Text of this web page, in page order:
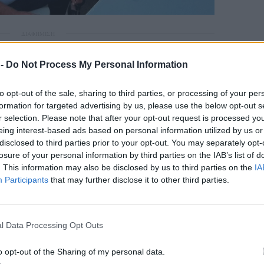
Do Not Process My Personal Information
opt-out of the sale, sharing to third parties, or processing of your
for targeted advertising by us, please use the below opt-out
selection. Please note that after your opt-out request is processed
interest-based ads based on personal information utilized by us
to third parties prior to your opt-out. You may separately
of your personal information by third parties on the IAB’s list of
This information may also be disclosed by us to third parties on the
Participants that may further disclose it to other third parties.
Data Processing Opt Outs
opt-out of the Sharing of my personal data.
ενεργά στην προετοιμασία και το μαγείρεμα
στους προσκυνητές και
Τριάδας, στο βουνό του Αφάλωνα.
ώρες συνέβαλαν στις εργασίες
στηρίζοντας την ομαλή διεξαγωγή της